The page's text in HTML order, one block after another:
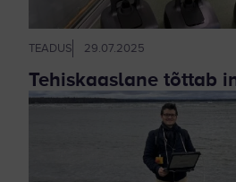
TEADUS 29.07.2025
Tehiskaaslane tõttab